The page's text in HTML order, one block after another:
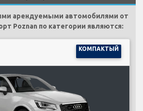
арендуемыми автомобилями от
Poznan по категории являются:
КОМПАКТЫЙ